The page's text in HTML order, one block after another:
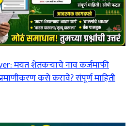
मयत शेतकऱ्याचे नाव कर्जमाफी
कसे करावे? संपूर्ण माहिती